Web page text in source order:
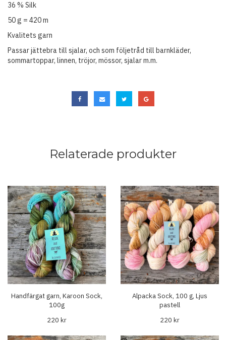
36 % Silk
50 g = 420 m
Kvalitets garn
Passar jättebra till sjalar, och som följetråd till barnkläder,
sommartoppar, linnen, tröjor, mössor, sjalar m.m.
Relaterade produkter
Handfärgat garn, Karoon Sock,
100g
220 kr
Alpacka Sock, 100 g, Ljus
pastell
220 kr